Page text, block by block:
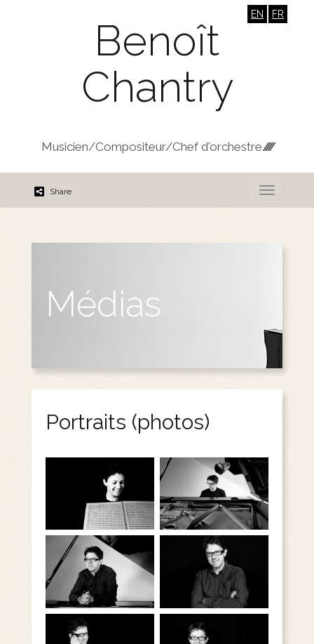
Benoît
Chantry
EN FR
Musicien/Compositeur/Chef d'orchestre////////
Share
Médias
Portraits (photos)